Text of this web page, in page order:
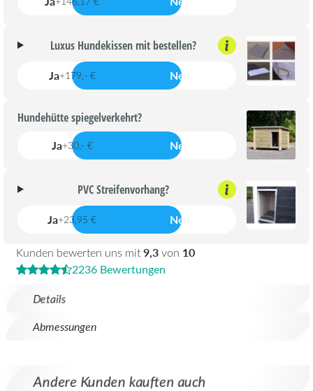
Details
Abmessungen
Kunden bewerten uns mit9,3von 10
2236 Bewertungen
Luxus Hundekissen mit bestellen?
Ja+179,- € Nein
Hundehütte spiegelverkehrt?
Ja+30,- € Nein
PVC Streifenvorhang?
Ja+23,95 € Nein
Andere Kunden kauften auch